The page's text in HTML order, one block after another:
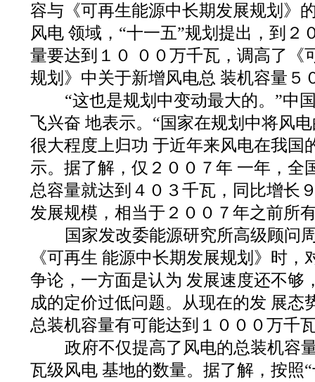
容与《可再生能源中长期发展规划》
风电 领域，“十一五”规划提出，到２
量要达到１０ ００万千瓦，调高了《
规划》中关于新增风电总 装机容量５
“这也是规划中变动最大的。”中
飞兴奋 地表示。“国家在规划中将风
很大程度上归功 于近年来风电在我国
示。据了解，仅２００７年 一年，全
总容量就达到４０３千瓦，同比增长
发展规模，相当于２００７年之前所
国家发改委能源研究所高级顾问
《可再生 能源中长期发展规划》时
争论，一方面是认为 发展速度还不够
成的定价过低问题。从现在的发 展态
总装机容量有可能达到１０００万千
政府不仅提高了风电的总装机容
瓦级风电 基地的数量。据了解，按照